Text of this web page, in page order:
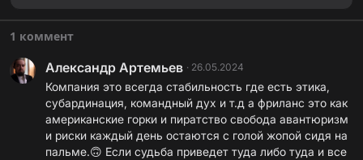
1 коммент
Александр Артемьев · 26.05.2024
Компания это всегда стабильность где есть этика,
субардинация, командный дух и т.д а фриланс это как
американские горки и пиратство свобода авантюризм
и риски каждый день остаются с голой жопой сидя на
пальме.🙃 Если судьба приведет туда либо туда и все